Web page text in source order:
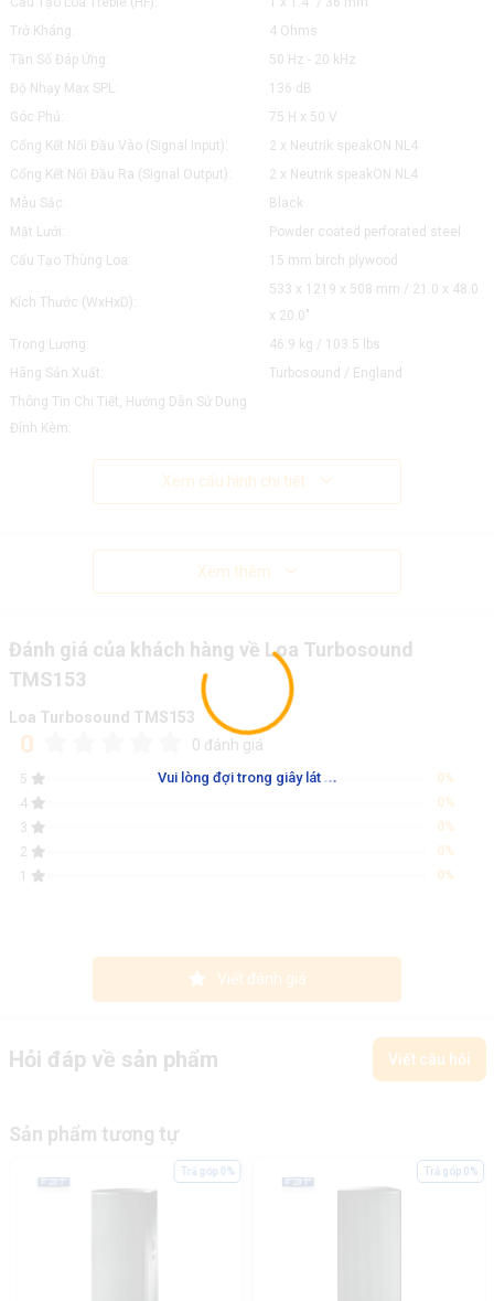
Vui lòng đợi trong giây lát ...
Trở Kháng:
4 Ohms
Tần Số Đáp Ứng:
50 Hz - 20 kHz
Độ Nhạy Max SPL:
136 dB
Góc Phủ:
75 H x 50 V
Cổng Kết Nối Đầu Vào (Signal Input):
2 x Neutrik speakON NL4
Cổng Kết Nối Đầu Ra (Signal Output):
2 x Neutrik speakON NL4
Màu Sắc:
Black
Mặt Lưới:
Powder coated perforated steel
Cấu Tạo Thùng Loa:
15 mm birch plywood
Kích Thước (WxHxD):
533 x 1219 x 508 mm / 21.0 x 48.0
x 20.0"
Trọng Lượng:
46.9 kg / 103.5 lbs
Hãng Sản Xuất:
Turbosound / England
Thông Tin Chi Tiết, Hướng Dẫn Sử Dụng
Đính Kèm:
Xem cấu hình chi tiết
Xem thêm
Đánh giá của khách hàng về Loa Turbosound
TMS153
Loa Turbosound TMS153
0 0 đánh giá
5
0%
4
0%
3
0%
2
0%
1
0%
Viết đánh giá
Hỏi đáp về sản phẩm Viết câu hỏi
Sản phẩm tương tự
Trả góp 0% Trả góp 0%